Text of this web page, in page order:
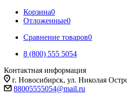
Корзина0
Отложенные0
Сравнение товаров0
8 (800) 555 5054
Контактная информация
г. Новосибирск, ул. Николая
88005555054@mail.ru